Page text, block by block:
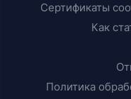
Сертификаты
Как
Политика